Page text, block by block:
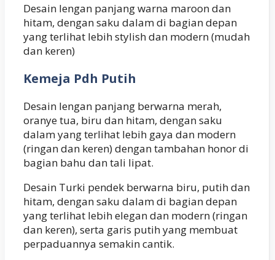
Desain lengan panjang warna maroon dan
hitam, dengan saku dalam di bagian depan
yang terlihat lebih stylish dan modern (mudah
dan keren)
Kemeja Pdh Putih
Desain lengan panjang berwarna merah,
oranye tua, biru dan hitam, dengan saku
dalam yang terlihat lebih gaya dan modern
(ringan dan keren) dengan tambahan honor di
bagian bahu dan tali lipat.
Desain Turki pendek berwarna biru, putih dan
hitam, dengan saku dalam di bagian depan
yang terlihat lebih elegan dan modern (ringan
dan keren), serta garis putih yang membuat
perpaduannya semakin cantik.